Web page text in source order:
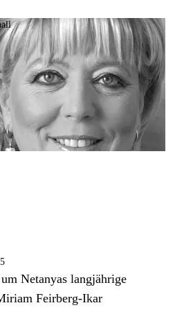
Netanyas langjährige
Feirberg-Ikar